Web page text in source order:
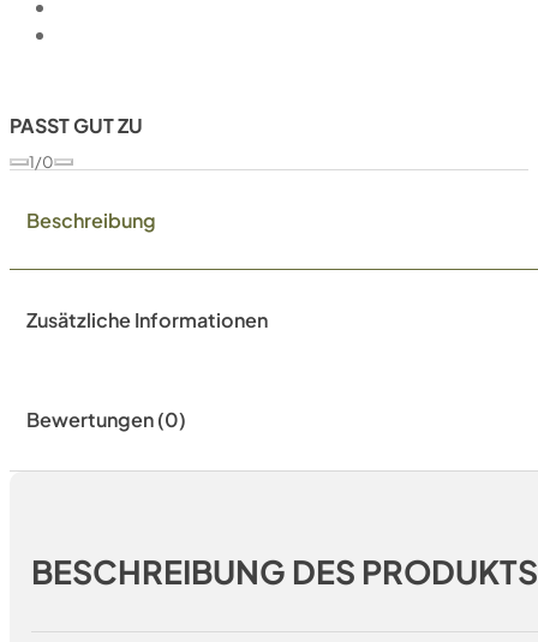
PASST GUT ZU
1/0
Beschreibung
Zusätzliche Informationen
Bewertungen (0)
BESCHREIBUNG DES PRODUKTS